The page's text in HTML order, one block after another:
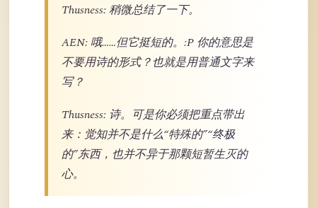
Thusness: 稍微总结了一下。
AEN: 哦……但它挺短的。:P 你的意思是
不要用诗的形式？也就是用普通文字来
写？
Thusness: 诗。可是你必须把重点带出
来：觉知并不是什么“特殊的”“终极
的”东西，也并不异于那颗短暂生灭的
心。